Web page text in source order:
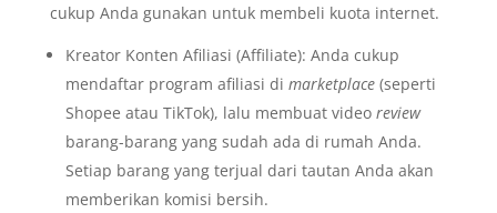
cukup Anda gunakan untuk membeli kuota internet.
Kreator Konten Afiliasi (Affiliate): Anda cukup
mendaftar program afiliasi di marketplace(seperti
Shopee atau TikTok), lalu membuat video review
barang-barang yang sudah ada di rumah Anda.
Setiap barang yang terjual dari tautan Anda akan
memberikan komisi bersih.